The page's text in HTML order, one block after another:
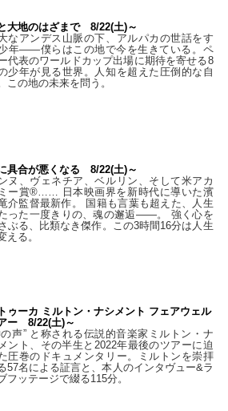
大地のはざまで 8/22(土)～
なアンデス山脈の下、アルパカの世話をす
年――僕らはこの地で今を生きている。ペ
代表のワールドカップ出場に期待を寄せる8
少年が見る世界。人知を超えた圧倒的な自
この地の未来を問う。
具合が悪くなる 8/22(土)～
ヌ、ヴェネチア、ベルリン、そして米アカ
ー賞®…… 日本映画界を新時代に導いた濱
介監督最新作。 国籍も言葉も超えた、人生
った一度きりの、魂の邂逅――。 強く心を
ぶる、比類なき傑作。この3時間16分は人生
える。
ゥーカ ミルトン・ナシメント フェアウェル
ー 8/22(土)～
の声” と称される伝説的音楽家ミルトン・ナ
ント、その半生と2022年最後のツアーに迫
圧巻のドキュメンタリー。ミルトンを崇拝
57名による証言と、本人のインタヴュー&ラ
フッテージで綴る115分。